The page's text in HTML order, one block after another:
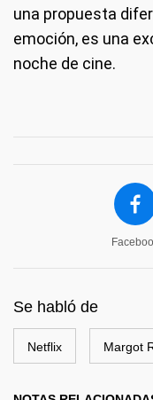
una propuesta
emoción, es una
noche de cine.
Se habló de
Netflix Margot